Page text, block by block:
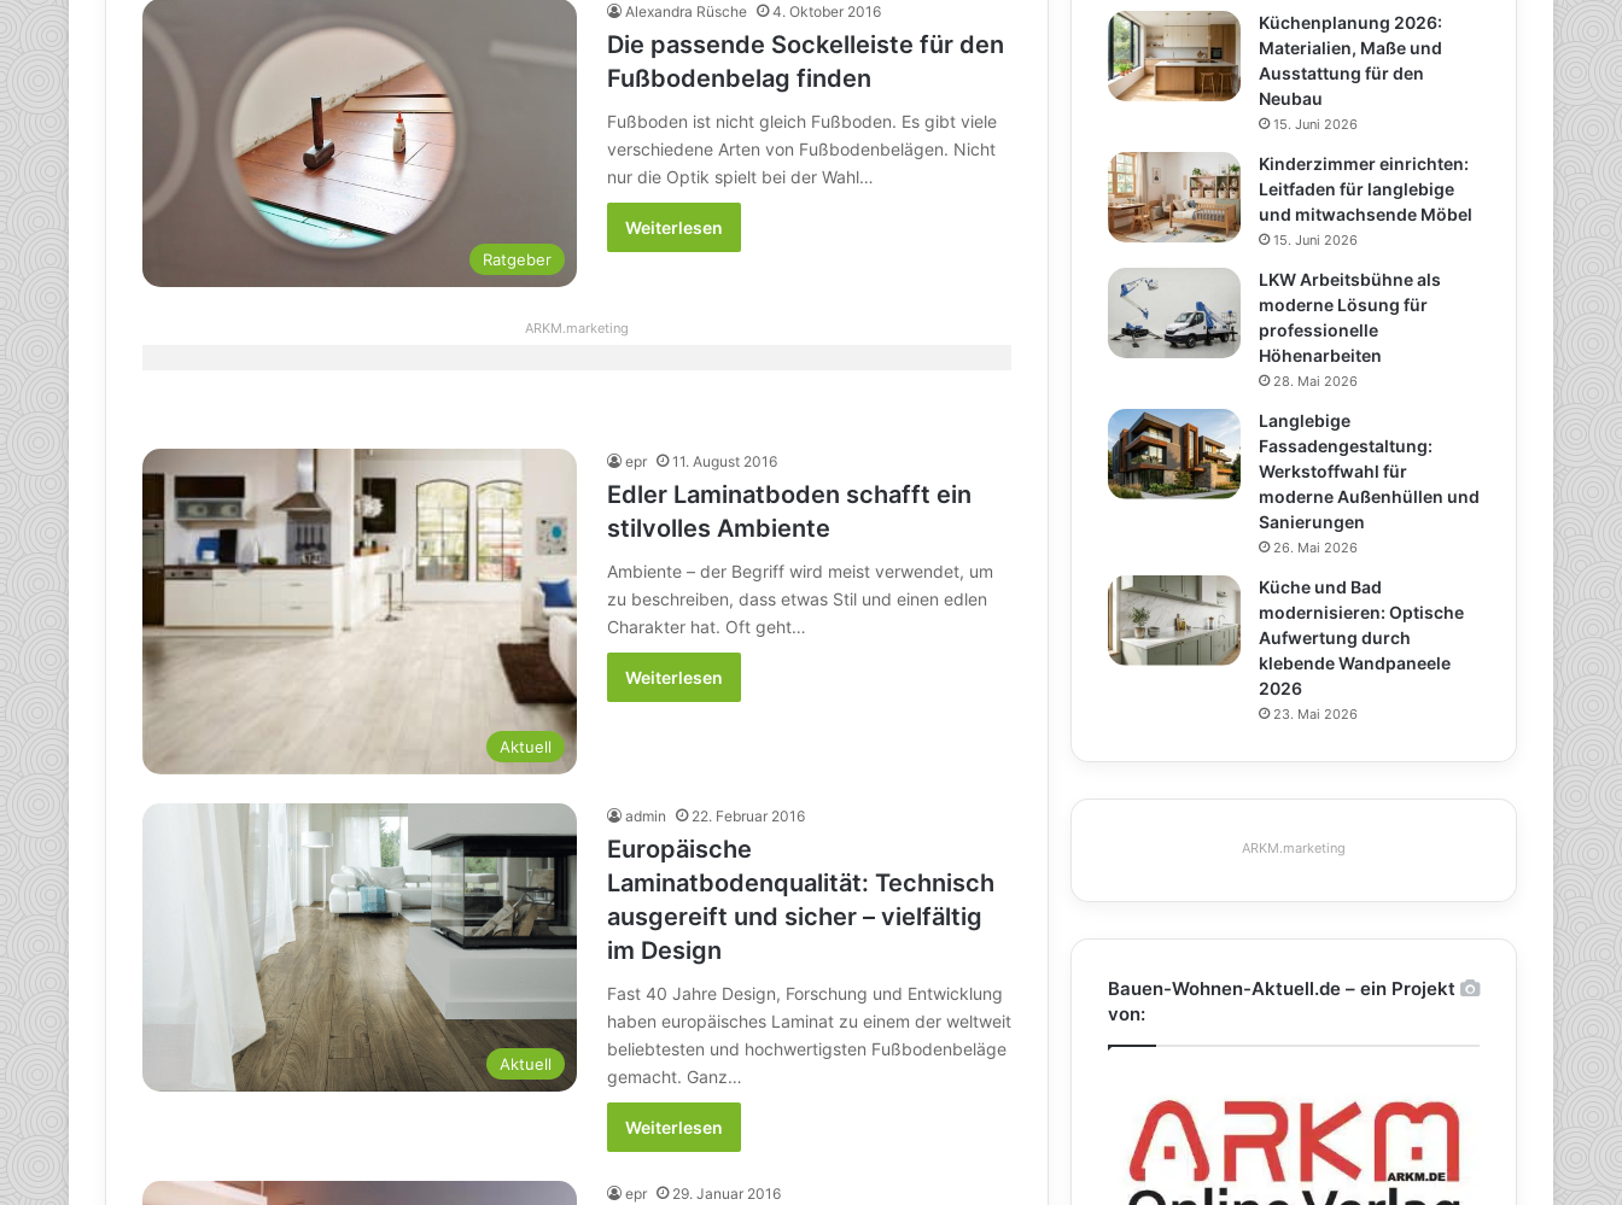
Ratgeber
Alexandra Rüsche 4. Oktober 2016
Die passende Sockelleiste für den
Fußbodenbelag finden
Fußboden ist nicht gleich Fußboden. Es gibt viele
verschiedene Arten von Fußbodenbelägen. Nicht
nur die Optik spielt bei der Wahl…
Weiterlesen
ARKM.marketing
Aktuell
epr 11. August 2016
Edler Laminatboden schafft ein
stilvolles Ambiente
Ambiente – der Begriff wird meist verwendet, um
zu beschreiben, dass etwas Stil und einen edlen
Charakter hat. Oft geht…
Weiterlesen
Aktuell
admin 22. Februar 2016
Europäische
Laminatbodenqualität: Technisch
ausgereift und sicher – vielfältig
im Design
Fast 40 Jahre Design, Forschung und Entwicklung
haben europäisches Laminat zu einem der weltweit
beliebtesten und hochwertigsten Fußbodenbeläge
gemacht. Ganz…
Weiterlesen
epr 29. Januar 2016
Küchenplanung 2026:
Materialien, Maße und
Ausstattung für den
Neubau
15. Juni 2026
Kinderzimmer einrichten:
Leitfaden für langlebige
und mitwachsende Möbel
15. Juni 2026
LKW Arbeitsbühne als
moderne Lösung für
professionelle
Höhenarbeiten
28. Mai 2026
Langlebige
Fassadengestaltung:
Werkstoffwahl für
moderne Außenhüllen und
Sanierungen
26. Mai 2026
Küche und Bad
modernisieren: Optische
Aufwertung durch
klebende Wandpaneele
2026
23. Mai 2026
ARKM.marketing
Bauen-Wohnen-Aktuell.de – ein Projekt
von: